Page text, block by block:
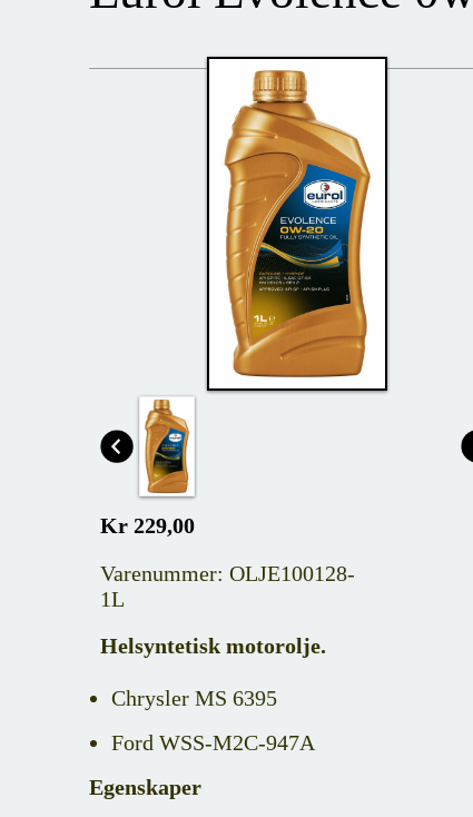
Kr 229,00
Varenummer: OLJE100128-
1L
Helsyntetisk motorolje.
Chrysler MS 6395
Ford WSS-M2C-947A
Egenskaper